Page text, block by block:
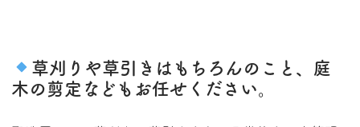
草刈りや草引きはもちろんのこと、庭
木の剪定などもお任せください。